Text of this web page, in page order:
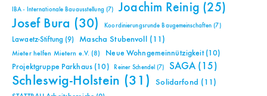
IBA - Internationale Bauausstellung (7) Joachim Reinig (25)
Josef Bura (30) Koordinierungsrunde Baugemeinschaften (7)
Lawaetz-Stiftung (9) Mascha Stubenvoll (11)
Mieter helfen Mietern e.V. (8) Neue Wohngemeinnützigkeit(10)
Projektgruppe Parkhaus (10) Reiner Schendel (7) SAGA(15)
Schleswig-Holstein (31) Solidarfond (11)